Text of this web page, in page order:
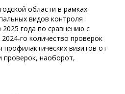
области в рамках
видов контроля
года по сравнению с
го количество проверок
профилактических визитов от
проверок, наоборот,